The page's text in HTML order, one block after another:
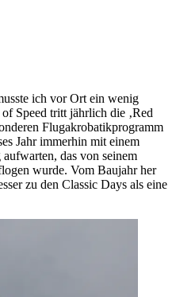
ich vor Ort ein wenig
Speed tritt jährlich die ‚Red
Flugakrobatikprogramm
Jahr immerhin mit einem
das von seinem
wurde. Vom Baujahr her
zu den Classic Days als eine